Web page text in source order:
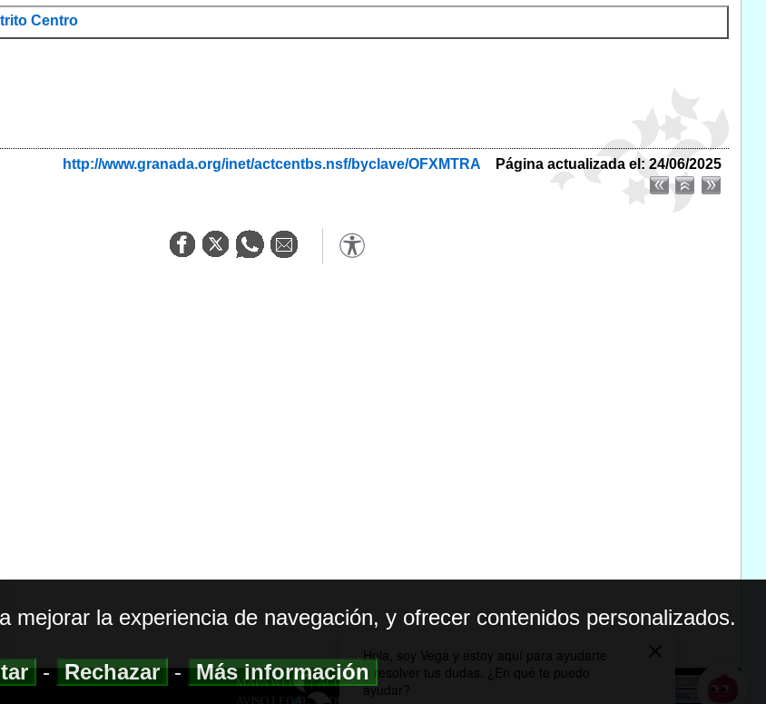
Centro
http://www.granada.org/inet/actcentbs.nsf/byclave/OFXMTRA Página actualizada el: 24/06/2025
MAPA WEB|ACCESIBILIDAD
AVISO LEGAL| POLITICA DE PRIVACIDAD
mejorar la experiencia de navegación, y ofrecer contenidos personalizados.
-Rechazar-Más información